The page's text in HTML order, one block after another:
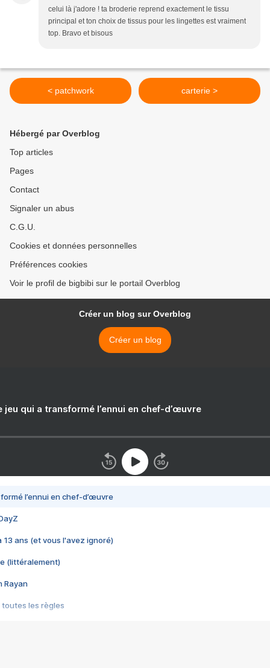
celui là j'adore ! ta broderie reprend exactement le tissu
principal et ton choix de tissus pour les lingettes est vraiment
top. Bravo et bisous
< patchwork carterie >
Hébergé par Overblog
Top articles
Pages
Contact
Signaler un abus
C.G.U.
Cookies et données personnelles
Préférences cookies
Voir le profil de bigbibi sur le portail Overblog
Créer un blog sur Overblog
Créer un blog
jeu qui a transformé l’ennui en chef-d’œuvre
l’ennui en chef-d’œuvre
13 ans (et vous l'avez ignoré)
(littéralement)
Rayan
toutes les règles